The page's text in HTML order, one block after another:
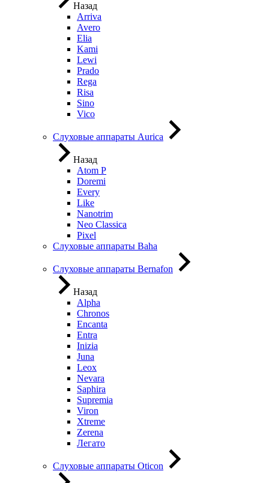
Назад
Arriva
Avero
Elia
Kami
Lewi
Prado
Rega
Risa
Sino
Vico
Слуховые аппараты Aurica
Назад
Atom P
Doremi
Every
Like
Nanotrim
Neo Classica
Pixel
Слуховые аппараты Baha
Слуховые аппараты Bernafon
Назад
Alpha
Chronos
Encanta
Entra
Inizia
Juna
Leox
Nevara
Saphira
Supremia
Viron
Xtreme
Zerena
Легато
Слуховые аппараты Oticon